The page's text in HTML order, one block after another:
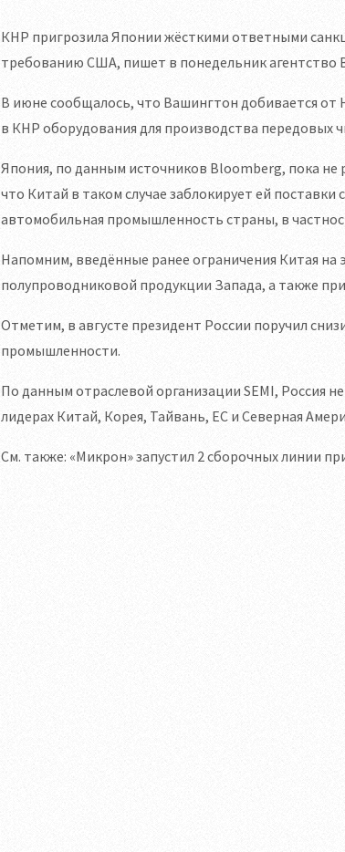
КНР пригрозила Японии жёсткими ответными
требованию США, пишет в понедельник агентство
В июне сообщалось, что Вашингтон добивается
в КНР оборудования для производства передовых
Япония, по данным источников Bloomberg, пока не
что Китай в таком случае заблокирует ей
автомобильная промышленность страны, в
Напомним, введённые ранее ограничения Китая на
полупроводниковой продукции Запада, а также
Отметим, в августе президент России поручил
промышленности.
По данным отраслевой организации SEMI, Россия
лидерах Китай, Корея, Тайвань, ЕС и Северная
См. также: «Микрон» запустил 2 сборочных линии